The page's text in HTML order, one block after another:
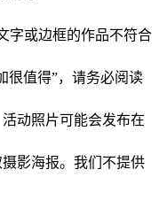
字或边框的作品不符合
很值得”，请务必阅读
动照片可能会发布在
影海报。我们不提供